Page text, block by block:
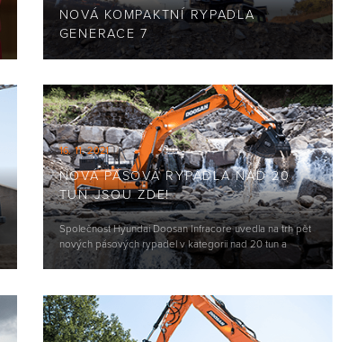
NOVÁ KOMPAKTNÍ RYPADLA
GENERACE 7
16. 11. 2021
NOVÁ PÁSOVÁ RYPADLA NAD 20
TUN JSOU ZDE!
Společnost Hyundai Doosan Infracore uvedla na trh pět
nových pásových rypadel v kategorii nad 20 tun a
každé z nich je šité na míru jiným...